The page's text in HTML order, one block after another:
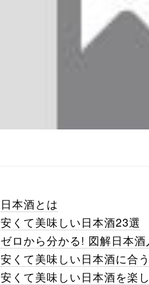
日本酒とは
安くて美味しい日本酒23選
ゼロから分かる! 図解日本酒
安くて美味しい日本酒に合
安くて美味しい日本酒を楽